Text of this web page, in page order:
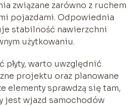
związane zarówno z ruchem
pojazdami. Odpowiednia
stabilność nawierzchni
użytkowaniu.
płyty, warto uwzględnić
projektu oraz planowane
elementy sprawdzą się tam,
jest wjazd samochodów